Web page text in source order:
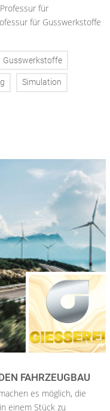
für
für Gusswerkstoffe
Gusswerkstoffe
Simulation
FAHRZEUGBAU
es möglich, die
einem Stück zu